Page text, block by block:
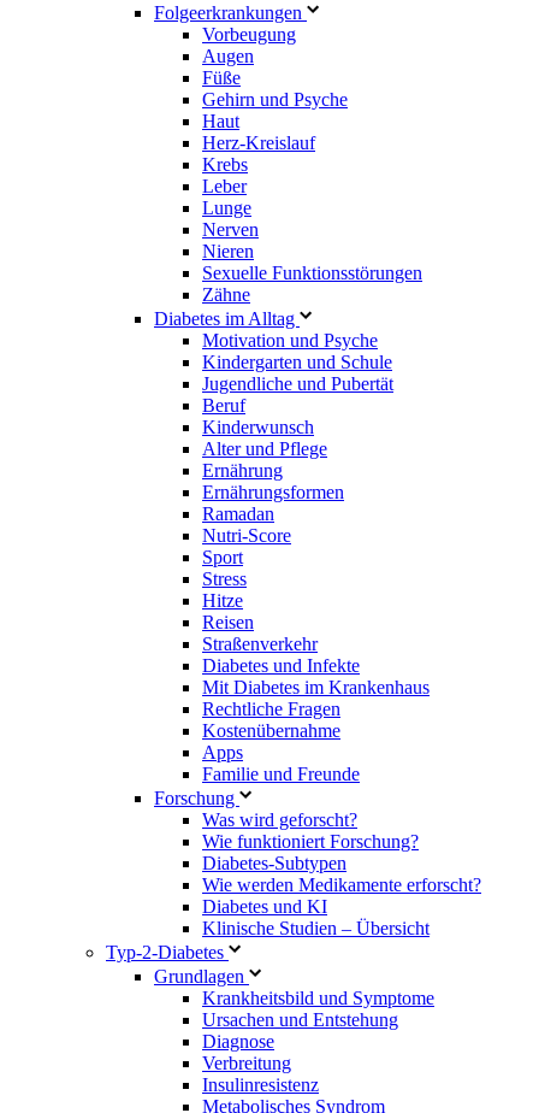
Folgeerkrankungen
Vorbeugung
Augen
Füße
Gehirn und Psyche
Haut
Herz-Kreislauf
Krebs
Leber
Lunge
Nerven
Nieren
Sexuelle Funktionsstörungen
Zähne
Diabetes im Alltag
Motivation und Psyche
Kindergarten und Schule
Jugendliche und Pubertät
Beruf
Kinderwunsch
Alter und Pflege
Ernährung
Ernährungsformen
Ramadan
Nutri-Score
Sport
Stress
Hitze
Reisen
Straßenverkehr
Diabetes und Infekte
Mit Diabetes im Krankenhaus
Rechtliche Fragen
Kostenübernahme
Apps
Familie und Freunde
Forschung
Was wird geforscht?
Wie funktioniert Forschung?
Diabetes-Subtypen
Wie werden Medikamente erforscht?
Diabetes und KI
Klinische Studien – Übersicht
Typ-2-Diabetes
Grundlagen
Krankheitsbild und Symptome
Ursachen und Entstehung
Diagnose
Verbreitung
Insulinresistenz
Metabolisches Syndrom